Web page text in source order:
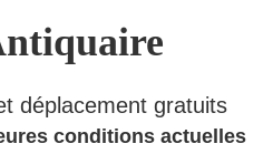
déplacement gratuits
conditions actuelles